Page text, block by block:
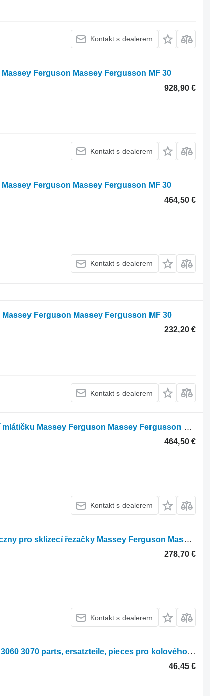
Kontakt s dealerem
Ferguson Massey Fergusson MF 30
928,90 €
Kontakt s dealerem
Ferguson Massey Fergusson MF 30
464,50 €
Kontakt s dealerem
Ferguson Massey Fergusson MF 30
232,20 €
Kontakt s dealerem
Hydraulický motor D45120700 pro sklízecí mlátičku Massey Ferguson Massey Fergusson MF 30 32
464,50 €
Kontakt s dealerem
Další hydraulické součásti zawór hydrauliczny pro sklízecí řezačky Massey Ferguson Massey Fergusson MF 30 32
278,70 €
Kontakt s dealerem
Hydraulický válec Massey Ferguson 3050 3060 3070 parts, ersatzteile, pieces pro kolového traktoru Massey Ferguson 3050 3060 3070
46,45 €